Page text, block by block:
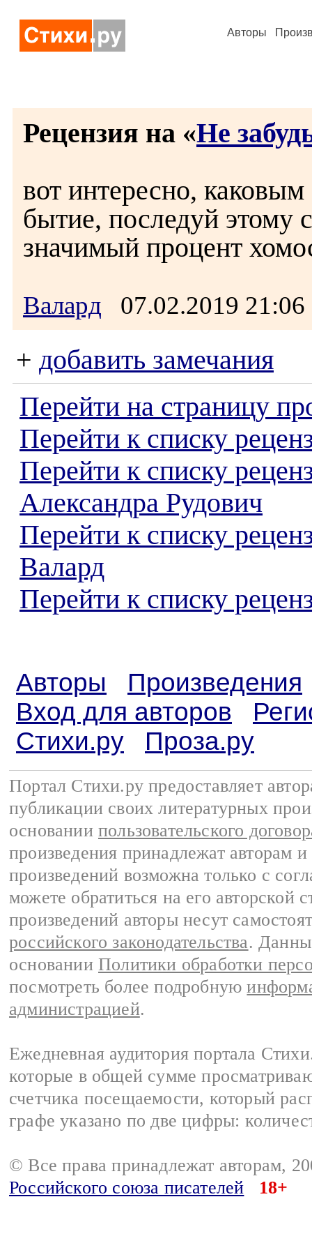
Авторы
Рецензия на «Не
вот интересно,
бытие, последуй этому
значимый процент
Валард 07.02.2019
+ добавить замечания
Перейти на страницу
Перейти к списку
Перейти к списку
Александра Рудович
Перейти к списку
Валард
Перейти к списку
Авторы
Произведения
Вход для авторов
Стихи.ру
Проза.ру
Портал Стихи.ру предоставляет
публикации своих литературных
основании пользовательского
произведения принадлежат авторам
произведений возможна только с
можете обратиться на его авторской
произведений авторы несут
российского законодательства.
основании Политики обработки
посмотреть более подробную
администрацией.
Ежедневная аудитория портала
которые в общей сумме
счетчика посещаемости, который
графе указано по две цифры:
© Все права принадлежат авторам,
Российского союза писателей
18+